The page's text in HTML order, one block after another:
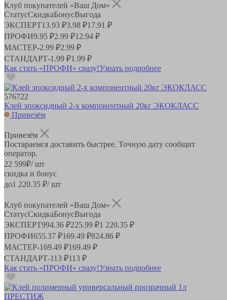
Клуб покупателей «Ваш Дом»
СтатусСкидкаБонусВыгода
ЭКСПЕРТ13.93 ₽3.98 ₽17.91 ₽
ПРОФИ9.95 ₽2.99 ₽12.94 ₽
МАСТЕР-2.99 ₽2.99 ₽
СТАНДАРТ-1.99 ₽1.99 ₽
Как стать «ПРОФИ» сразу!Узнать подробнее
576722
Клей эпоксидный 2-х компонентный 20кг ЭКОКЛАСС
Привезём
Привезём
Постараемся доставить быстрее. Точную дату сообщит
оператор.
22 599₽/ шт
скидка и бонус
до1 220.35 ₽/ шт
Клуб покупателей «Ваш Дом»
СтатусСкидкаБонусВыгода
ЭКСПЕРТ994.36 ₽225.99 ₽1 220.35 ₽
ПРОФИ655.37 ₽169.49 ₽824.86 ₽
МАСТЕР-169.49 ₽169.49 ₽
СТАНДАРТ-113 ₽113 ₽
Как стать «ПРОФИ» сразу!Узнать подробнее